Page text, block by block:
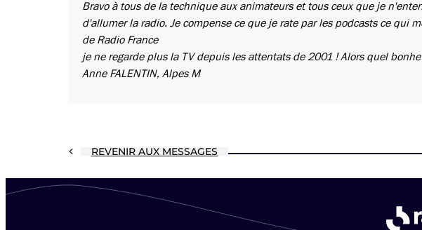
Bravo à tous de la technique aux animateurs et tous ceux que je
d'allumer la radio. Je compense ce que je rate par les podcasts ce qui
de Radio France
je ne regarde plus la TV depuis les attentats de 2001 ! Alors quel
Anne FALENTIN, Alpes M
REVENIR AUX MESSAGES